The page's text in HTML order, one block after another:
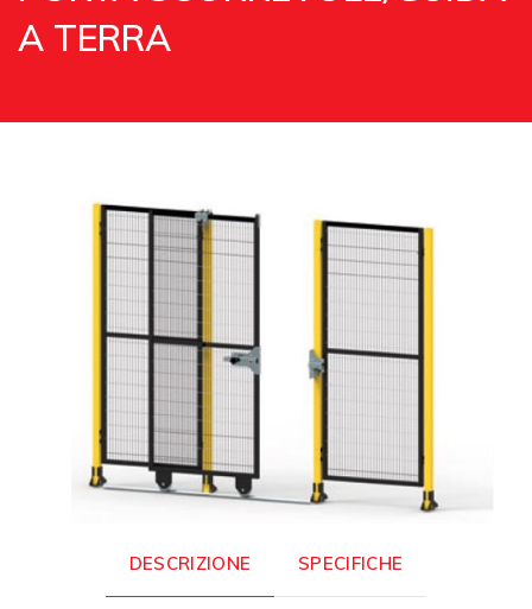
A TERRA
DESCRIZIONE SPECIFICHE